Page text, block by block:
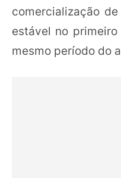
comercialização
estável no
mesmo período do